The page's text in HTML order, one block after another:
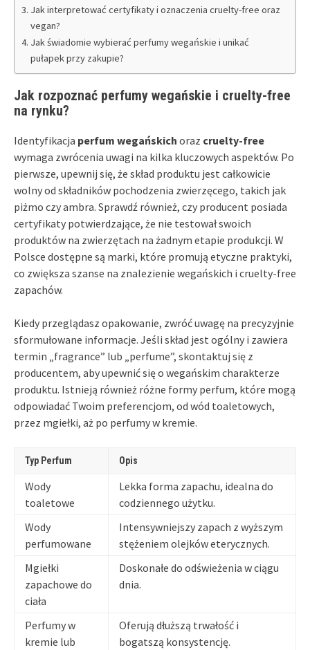
Jak interpretować certyfikaty i oznaczenia cruelty-free oraz
vegan?
Jak świadomie wybierać perfumy wegańskie i unikać
pułapek przy zakupie?
Jak rozpoznać perfumy wegańskie i cruelty-free
na rynku?
Identyfikacja perfum wegańskich oraz cruelty-free
wymaga zwrócenia uwagi na kilka kluczowych aspektów. Po
pierwsze, upewnij się, że skład produktu jest całkowicie
wolny od składników pochodzenia zwierzęcego, takich jak
piżmo czy ambra. Sprawdź również, czy producent posiada
certyfikaty potwierdzające, że nie testował swoich
produktów na zwierzętach na żadnym etapie produkcji. W
Polsce dostępne są marki, które promują etyczne praktyki,
co zwiększa szanse na znalezienie wegańskich i cruelty-free
zapachów.
Kiedy przeglądasz opakowanie, zwróć uwagę na precyzyjnie
sformułowane informacje. Jeśli skład jest ogólny i zawiera
termin „fragrance” lub „perfume”, skontaktuj się z
producentem, aby upewnić się o wegańskim charakterze
produktu. Istnieją również różne formy perfum, które mogą
odpowiadać Twoim preferencjom, od wód toaletowych,
przez mgiełki, aż po perfumy w kremie.
Typ Perfum Opis
Wody
toaletowe
Lekka forma zapachu, idealna do
codziennego użytku.
Wody
perfumowane
Intensywniejszy zapach z wyższym
stężeniem olejków eterycznych.
Mgiełki
zapachowe do
ciała
Doskonałe do odświeżenia w ciągu
dnia.
Perfumy w
kremie lub
Oferują dłuższą trwałość i
bogatszą konsystencję.